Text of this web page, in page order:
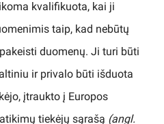
kvalifikuota, kai ji
taip, kad nebūtų
duomenų. Ji turi būti
ir privalo būti išduota
įtraukto į Europos
tiekėjų sąrašą (angl.